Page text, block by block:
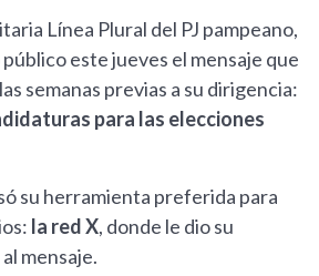
Línea Plural del PJ pampeano,
público este jueves el mensaje que
semanas previas a su dirigencia:
para las elecciones
su herramienta preferida para
la red X, donde le dio su
mensaje.